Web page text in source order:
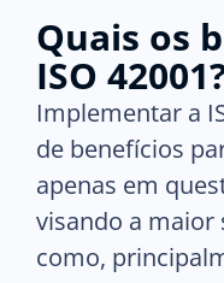
Quais os
ISO
Implementar a
de benefícios
apenas em
visando a maior
como,